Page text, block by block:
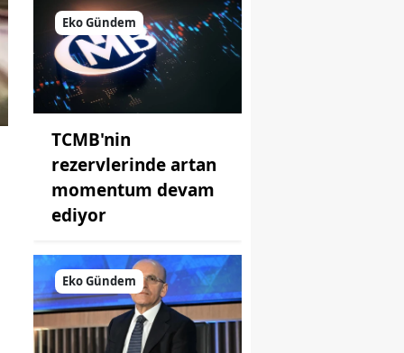
Eko Gündem
TCMB'nin
rezervlerinde artan
momentum devam
ediyor
Eko Gündem